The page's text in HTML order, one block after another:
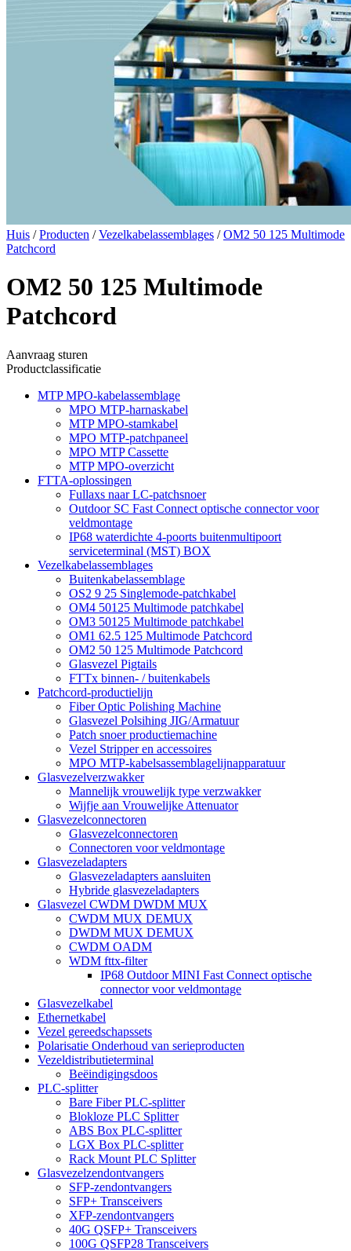
Huis /Producten /Vezelkabelassemblages /OM2 50 125 Multimode
Patchcord
OM2 50 125 Multimode
Patchcord
Aanvraag sturen
Productclassificatie
MTP MPO-kabelassemblage
MPO MTP-harnaskabel
MTP MPO-stamkabel
MPO MTP-patchpaneel
MPO MTP Cassette
MTP MPO-overzicht
FTTA-oplossingen
Fullaxs naar LC-patchsnoer
Outdoor SC Fast Connect optische connector voor
veldmontage
IP68 waterdichte 4-poorts buitenmultipoort
serviceterminal (MST) BOX
Vezelkabelassemblages
Buitenkabelassemblage
OS2 9 25 Singlemode-patchkabel
OM4 50125 Multimode patchkabel
OM3 50125 Multimode patchkabel
OM1 62.5 125 Multimode Patchcord
OM2 50 125 Multimode Patchcord
Glasvezel Pigtails
FTTx binnen- / buitenkabels
Patchcord-productielijn
Fiber Optic Polishing Machine
Glasvezel Polsihing JIG/Armatuur
Patch snoer productiemachine
Vezel Stripper en accessoires
MPO MTP-kabelsassemblagelijnapparatuur
Glasvezelverzwakker
Mannelijk vrouwelijk type verzwakker
Wijfje aan Vrouwelijke Attenuator
Glasvezelconnectoren
Glasvezelconnectoren
Connectoren voor veldmontage
Glasvezeladapters
Glasvezeladapters aansluiten
Hybride glasvezeladapters
Glasvezel CWDM DWDM MUX
CWDM MUX DEMUX
DWDM MUX DEMUX
CWDM OADM
WDM fttx-filter
IP68 Outdoor MINI Fast Connect optische
connector voor veldmontage
Glasvezelkabel
Ethernetkabel
Vezel gereedschapssets
Polarisatie Onderhoud van serieproducten
Vezeldistributieterminal
Beëindigingsdoos
PLC-splitter
Bare Fiber PLC-splitter
Blokloze PLC Splitter
ABS Box PLC-splitter
LGX Box PLC-splitter
Rack Mount PLC Splitter
Glasvezelzendontvangers
SFP-zendontvangers
SFP+ Transceivers
XFP-zendontvangers
40G QSFP+ Transceivers
100G QSFP28 Transceivers